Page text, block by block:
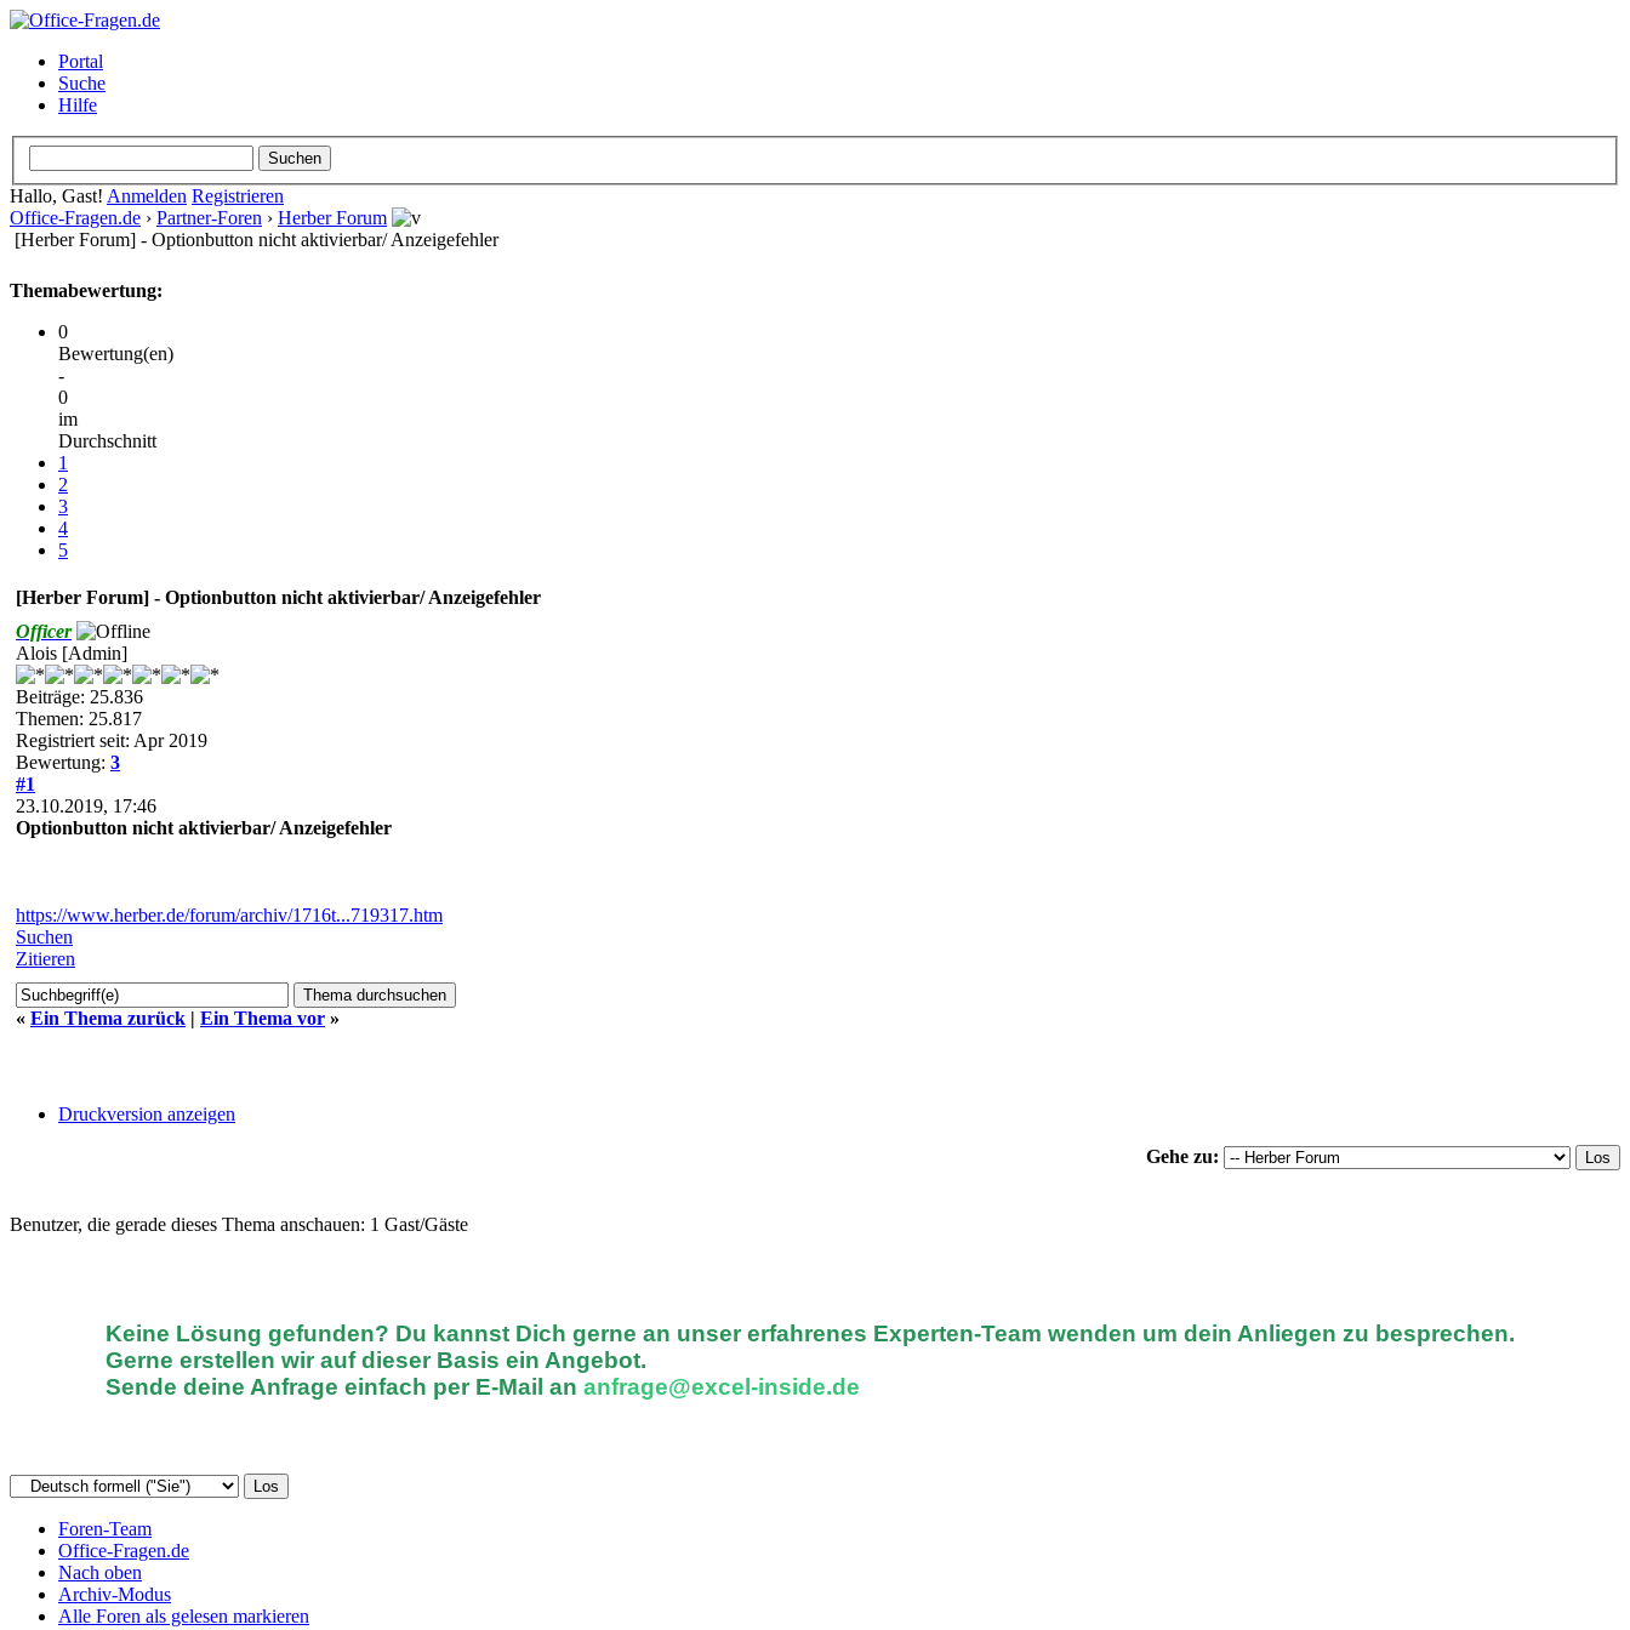
Portal
Suche
Hilfe
Hallo, Gast! Anmelden Registrieren
Office-Fragen.de › Partner-Foren › Herber Forum
[Herber Forum] - Optionbutton nicht aktivierbar/ Anzeigefehler
Themabewertung:
0
Bewertung(en)
-
0
im
Durchschnitt
1
2
3
4
5
[Herber Forum] - Optionbutton nicht aktivierbar/ Anzeigefehler
Officer
Alois [Admin]
Beiträge: 25.836
Themen: 25.817
Registriert seit: Apr 2019
Bewertung: 3
#1
23.10.2019, 17:46
Optionbutton nicht aktivierbar/ Anzeigefehler
https://www.herber.de/forum/archiv/1716t...719317.htm
Suchen
Zitieren
« Ein Thema zurück | Ein Thema vor »
Druckversion anzeigen
Gehe zu:
Benutzer, die gerade dieses Thema anschauen: 1 Gast/Gäste
Keine Lösung gefunden? Du kannst Dich gerne an unser erfahrenes Experten-Team wenden um dein Anliegen zu besprechen.
Gerne erstellen wir auf dieser Basis ein Angebot.
Sende deine Anfrage einfach per E-Mail an anfrage@excel-inside.de
Foren-Team
Office-Fragen.de
Nach oben
Archiv-Modus
Alle Foren als gelesen markieren